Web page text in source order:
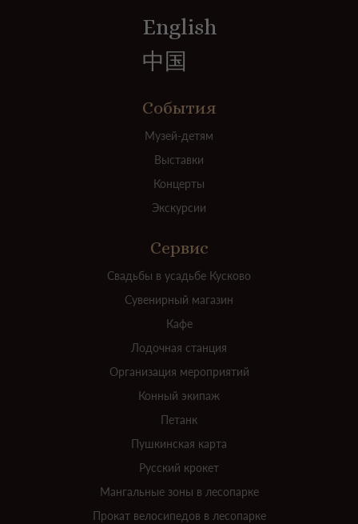
English
中国
События
Музей-детям
Выставки
Концерты
Экскурсии
Сервис
Свадьбы в усадьбе Кусково
Сувенирный магазин
Кафе
Лодочная станция
Организация мероприятий
Конный экипаж
Петанк
Пушкинская карта
Русский крокет
Мангальные зоны в лесопарке
Прокат велосипедов в лесопарке